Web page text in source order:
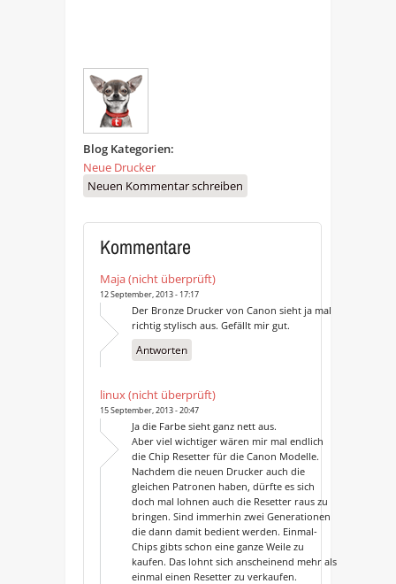
Blog Kategorien:
Neue Drucker
Neuen Kommentar schreiben
Kommentare
Maja (nicht überprüft)
12 September, 2013 - 17:17
Der Bronze Drucker von Canon sieht ja mal
richtig stylisch aus. Gefällt mir gut.
Antworten
linux (nicht überprüft)
15 September, 2013 - 20:47
Ja die Farbe sieht ganz nett aus.
Aber viel wichtiger wären mir mal endlich
die Chip Resetter für die Canon Modelle.
Nachdem die neuen Drucker auch die
gleichen Patronen haben, dürfte es sich
doch mal lohnen auch die Resetter raus zu
bringen. Sind immerhin zwei Generationen
die dann damit bedient werden. Einmal-
Chips gibts schon eine ganze Weile zu
kaufen. Das lohnt sich anscheinend mehr als
einmal einen Resetter zu verkaufen.